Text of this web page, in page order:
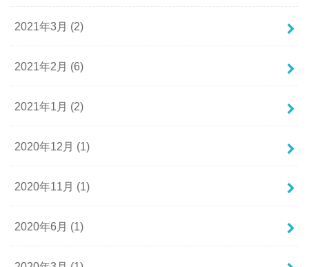
2021年3月 (2)
2021年2月 (6)
2021年1月 (2)
2020年12月 (1)
2020年11月 (1)
2020年6月 (1)